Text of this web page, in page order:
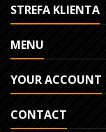
STREFA KLIENTA
MENU
YOUR ACCOUNT
CONTACT